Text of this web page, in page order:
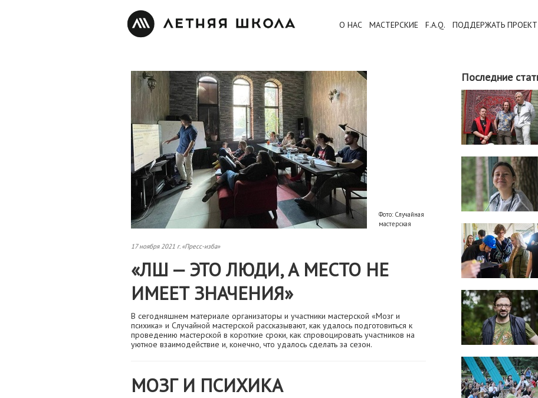
О НАС МАСТЕРСКИЕ F.A.Q. ПОДДЕРЖАТЬ ПРОЕКТ
Фото: Случайная
мастерская
17 ноября 2021 г. «Пресс-изба»
«ЛШ — ЭТО ЛЮДИ, А МЕСТО НЕ
ИМЕЕТ ЗНАЧЕНИЯ»
В сегодняшнем материале организаторы и участники мастерской «Мозг и
психика» и Случайной мастерской рассказывают, как удалось подготовиться к
проведению мастерской в короткие сроки, как спровоцировать участников на
уютное взаимодействие и, конечно, что удалось сделать за сезон.
МОЗГ И ПСИХИКА
Последние